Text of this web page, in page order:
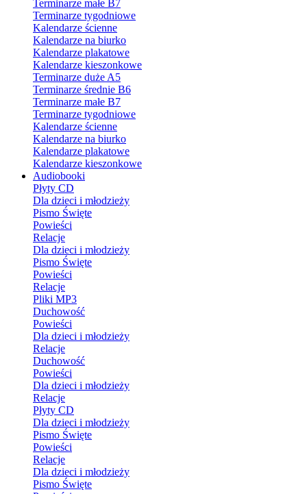
Terminarze małe B7
Terminarze tygodniowe
Kalendarze ścienne
Kalendarze na biurko
Kalendarze plakatowe
Kalendarze kieszonkowe
Terminarze duże A5
Terminarze średnie B6
Terminarze małe B7
Terminarze tygodniowe
Kalendarze ścienne
Kalendarze na biurko
Kalendarze plakatowe
Kalendarze kieszonkowe
Audiobooki
Płyty CD
Dla dzieci i młodzieży
Pismo Święte
Powieści
Relacje
Dla dzieci i młodzieży
Pismo Święte
Powieści
Relacje
Pliki MP3
Duchowość
Powieści
Dla dzieci i młodzieży
Relacje
Duchowość
Powieści
Dla dzieci i młodzieży
Relacje
Płyty CD
Dla dzieci i młodzieży
Pismo Święte
Powieści
Relacje
Dla dzieci i młodzieży
Pismo Święte